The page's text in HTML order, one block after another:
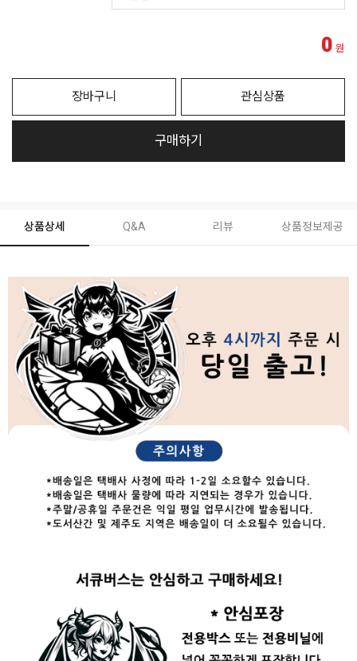
0 원
장바구니 관심상품
구매하기
상품상세 Q&A 리뷰 상품정보제공